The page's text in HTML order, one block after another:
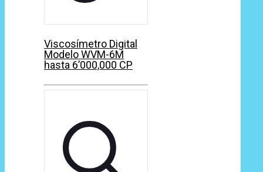
Viscosímetro Digital
Modelo WVM-6M
hasta 6’000,000 CP